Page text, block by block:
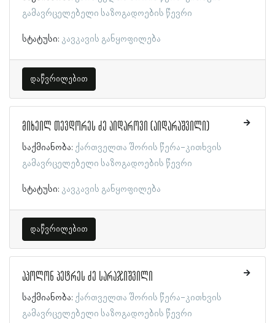
გამავრცელებელი საზოგადოების წევრი
სტატუსი: კავკავის განყოფილება
დაწვრილებით
მიხეილ თევდორეს ძე აიდაროვი (აიდარაშვილი)
საქმიანობა: ქართველთა შორის წერა-კითხვის
გამავრცელებელი საზოგადოების წევრი
სტატუსი: კავკავის განყოფილება
დაწვრილებით
აპოლონ პეტრეს ძე სარაჯიშვილი
საქმიანობა: ქართველთა შორის წერა-კითხვის
გამავრცელებელი საზოგადოების წევრი